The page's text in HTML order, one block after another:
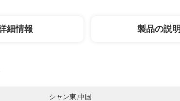
細情報 製品の説明
シャン東,中国